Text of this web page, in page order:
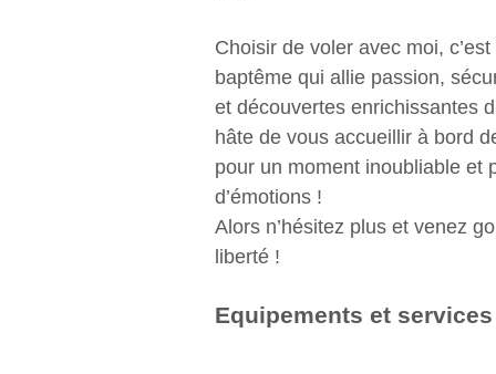
Choisir de voler avec moi,
baptême qui allie passion,
et découvertes enrichissantes
hâte de vous accueillir à bord
pour un moment inoubliable et
d’émotions !
Alors n’hésitez plus et venez
liberté !
Equipements et services